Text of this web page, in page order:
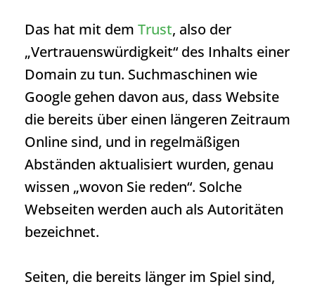
Das hat mit dem Trust, also der
„Vertrauenswürdigkeit“ des Inhalts einer
Domain zu tun. Suchmaschinen wie
Google gehen davon aus, dass Website
die bereits über einen längeren Zeitraum
Online sind, und in regelmäßigen
Abständen aktualisiert wurden, genau
wissen „wovon Sie reden“. Solche
Webseiten werden auch als Autoritäten
bezeichnet.
Seiten, die bereits länger im Spiel sind,